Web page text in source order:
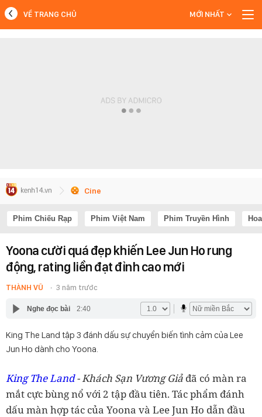
VỀ TRANG CHỦ MỚI NHẤT
Cine
Phim Chiếu Rạp Phim Việt Nam Phim Truyền Hình
Yoona cười quá đẹp khiến Lee Jun Ho rung
động, rating liền đạt đỉnh cao mới
THÀNH VŨ 3 năm trước
Nghe đọc bài 2:40
King The Land tập 3 đánh dấu sự chuyển biến tình cảm của Lee
Jun Ho dành cho Yoona.
King The Land- Khách Sạn Vương Giả đã có màn ra
mắt cực bùng nổ với 2 tập đầu tiên. Tác phẩm đánh
dấu màn hợp tác của Yoona và Lee Jun Ho dẫn đầu